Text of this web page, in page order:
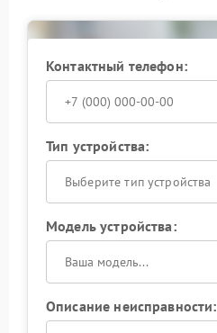
Контактный телефон:
Тип устройства:
Выберите тип устройства
Модель устройства:
Описание неисправности: